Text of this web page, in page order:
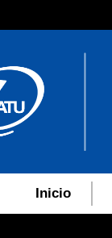
Inicio